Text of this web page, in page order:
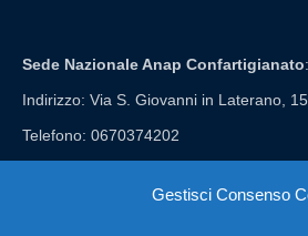
Gestisci Consenso
Sede Nazionale Anap Confartigianato:
Indirizzo: Via S. Giovanni in Laterano,
Telefono: 0670374202